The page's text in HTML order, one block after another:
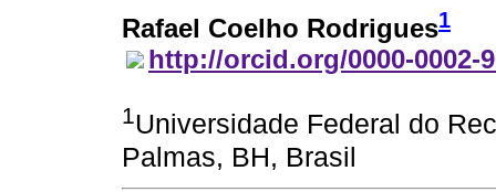
Rafael Coelho Rodrigues1
http://orcid.org/0000-0002-
1Universidade Federal do
Palmas, BH, Brasil